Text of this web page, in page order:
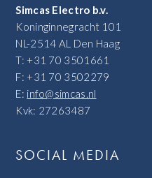
Simcas Electro b.v.
Koninginnegracht 101
NL-2514 AL Den Haag
T: +31 70 3501661
F: +31 70 3502279
E: info@simcas.nl
Kvk: 27263487
SOCIAL MEDIA